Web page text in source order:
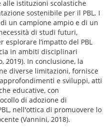
istituzioni scolastiche
sostenibile per il PBL. I
un campione ampio e di un
di studi futuri,
l’impatto del PBL
in ambiti disciplinari
2019). In conclusione, la
diverse limitazioni, fornisce
e sviluppi, atti
educative, con
di adozione di
nell'ottica di promuovere lo
(Vannini, 2018).